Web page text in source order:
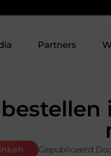
Partners
Gepubliceerd